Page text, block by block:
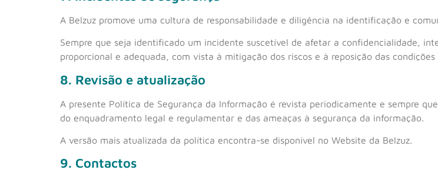
A Belzuz promove uma cultura de responsabilidade e diligência na identificação e
Sempre que seja identificado um incidente suscetível de afetar a confidencialidade,
proporcional e adequada, com vista à mitigação dos riscos e à reposição das condições
8. Revisão e atualização
A presente Política de Segurança da Informação é revista periodicamente e sempre
do enquadramento legal e regulamentar e das ameaças à segurança da informação.
A versão mais atualizada da política encontra-se disponível no Website da Belzuz.
9. Contactos